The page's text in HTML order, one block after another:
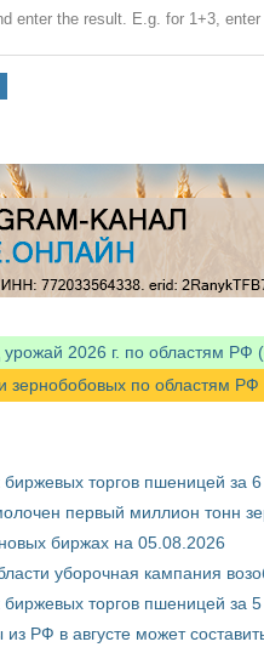
enter the result. E.g. for 1+3, enter
2026 г. по областям РФ
по областям РФ
биржевых торгов пшеницей за 6
первый миллион тонн
биржах на 05.08.2026
уборочная кампания
биржевых торгов пшеницей за 5
РФ в августе может